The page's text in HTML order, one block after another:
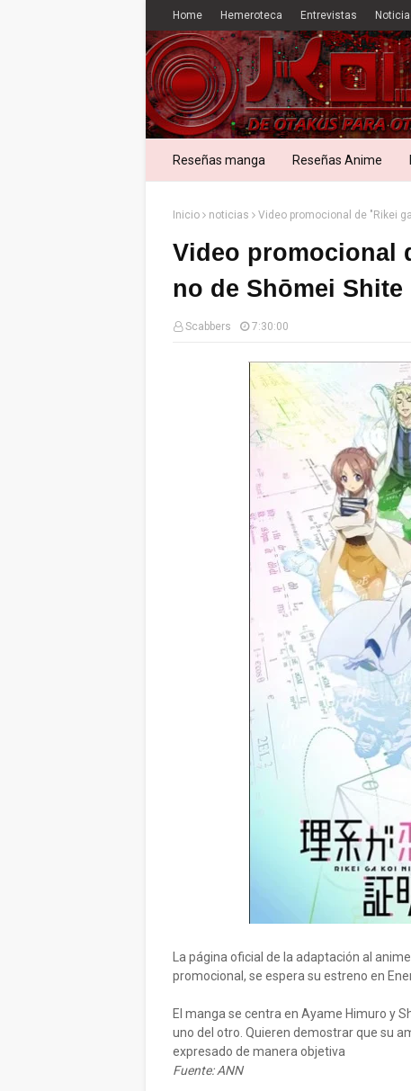
Home Hemeroteca Entrevistas
Reseñas manga Reseñas Anime
Inicio noticias Video promocional de "Rikei
Video promocional
no de Shōmei Shite
Scabbers 7:30:00
La página oficial de la adaptación al
promocional, se espera su estreno en
El manga se centra en Ayame Himuro y
uno del otro. Quieren demostrar que su
expresado de manera objetiva
Fuente: ANN